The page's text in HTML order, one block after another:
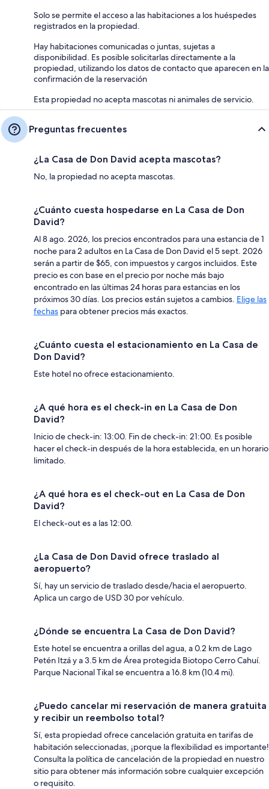
Solo se permite el acceso a las habitaciones a los huéspedes
registrados en la propiedad.
Hay habitaciones comunicadas o juntas, sujetas a
disponibilidad. Es posible solicitarlas directamente a la
propiedad, utilizando los datos de contacto que aparecen en la
confirmación de la reservación
Esta propiedad no acepta mascotas ni animales de servicio.
Preguntas frecuentes
¿La Casa de Don David acepta mascotas?
No, la propiedad no acepta mascotas.
¿Cuánto cuesta hospedarse en La Casa de Don
David?
Al 8 ago. 2026, los precios encontrados para una estancia de 1
noche para 2 adultos en La Casa de Don David el 5 sept. 2026
serán a partir de $65, con impuestos y cargos incluidos. Este
precio es con base en el precio por noche más bajo
encontrado en las últimas 24 horas para estancias en los
próximos 30 días. Los precios están sujetos a cambios. Elige las
fechas para obtener precios más exactos.
¿Cuánto cuesta el estacionamiento en La Casa de
Don David?
Este hotel no ofrece estacionamiento.
¿A qué hora es el check-in en La Casa de Don
David?
Inicio de check-in: 13:00. Fin de check-in: 21:00. Es posible
hacer el check-in después de la hora establecida, en un horario
limitado.
¿A qué hora es el check-out en La Casa de Don
David?
El check-out es a las 12:00.
¿La Casa de Don David ofrece traslado al
aeropuerto?
Sí, hay un servicio de traslado desde/hacia el aeropuerto.
Aplica un cargo de USD 30 por vehículo.
¿Dónde se encuentra La Casa de Don David?
Este hotel se encuentra a orillas del agua, a 0.2 km de Lago
Petén Itzá y a 3.5 km de Área protegida Biotopo Cerro Cahuí.
Parque Nacional Tikal se encuentra a 16.8 km (10.4 mi).
¿Puedo cancelar mi reservación de manera gratuita
y recibir un reembolso total?
Sí, esta propiedad ofrece cancelación gratuita en tarifas de
habitación seleccionadas, ¡porque la flexibilidad es importante!
Consulta la política de cancelación de la propiedad en nuestro
sitio para obtener más información sobre cualquier excepción
o requisito.